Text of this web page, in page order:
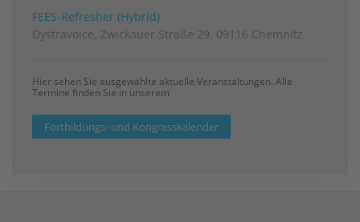
FEES-Refresher (Hybrid)
Dystravoice, Zwickauer Straße 29, 09116 Chemnitz
Hier sehen Sie ausgewählte aktuelle Veranstaltungen. Alle
Termine finden Sie in unserem
Fortbildungs- und Kongresskalender